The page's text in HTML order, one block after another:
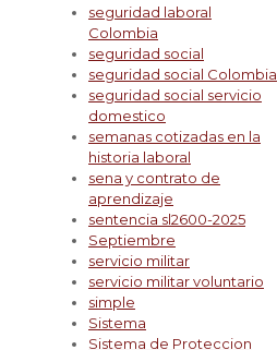
seguridad laboral
Colombia
seguridad social
seguridad social Colombia
seguridad social servicio
domestico
semanas cotizadas en la
historia laboral
sena y contrato de
aprendizaje
sentencia sl2600-2025
Septiembre
servicio militar
servicio militar voluntario
simple
Sistema
Sistema de Proteccion